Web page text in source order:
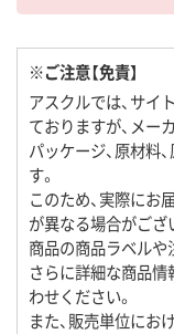
※ご注意【免責】
アスクルでは、サイ
ておりますが、メー
パッケージ、原材料
す。
このため、実際にお
が異なる場合がござ
商品の商品ラベルや
さらに詳細な商品情
わせください。
また、販売単位にお